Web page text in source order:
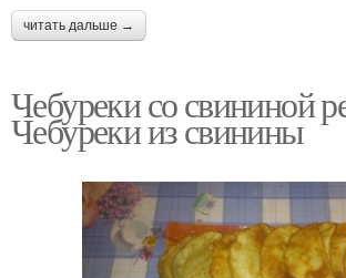
читать дальше →
Чебуреки со свининой
Чебуреки из свинины